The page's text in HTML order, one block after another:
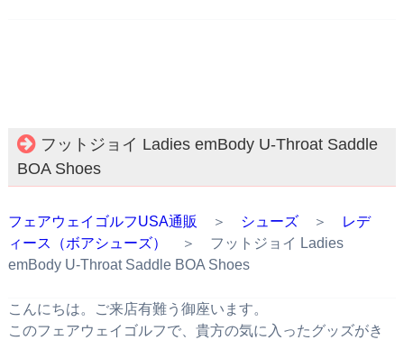
フットジョイ Ladies emBody U-Throat Saddle
BOA Shoes
フェアウェイゴルフUSA通販 ＞ シューズ＞
レデ
ィース（ボアシューズ）
＞ フットジョイ Ladies
emBody U-Throat Saddle BOA Shoes
こんにちは。ご来店有難う御座います。
このフェアウェイゴルフで、貴方の気に入ったグッズがき